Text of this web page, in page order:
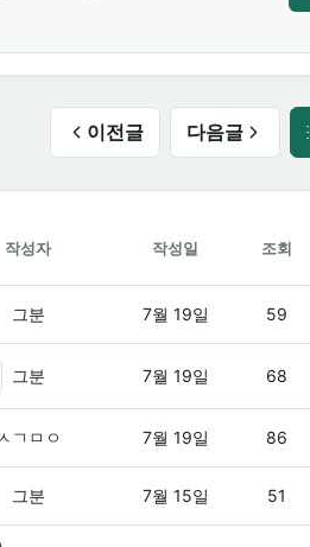
이전글 다음글
작성자 작성일 조회
안 심심해서 알뜰폰덕 만들어봄(1)
그분 7월 19일 59
로맨스 스캠 피싱을 실패하고 감상
그분 7월 19일 68
올뉴소렌토를 5만km 타고 감상문
ㄱㅁㅇ 7월 19일 86
원 앱 논란을 보고 감상문
그분 7월 15일 51